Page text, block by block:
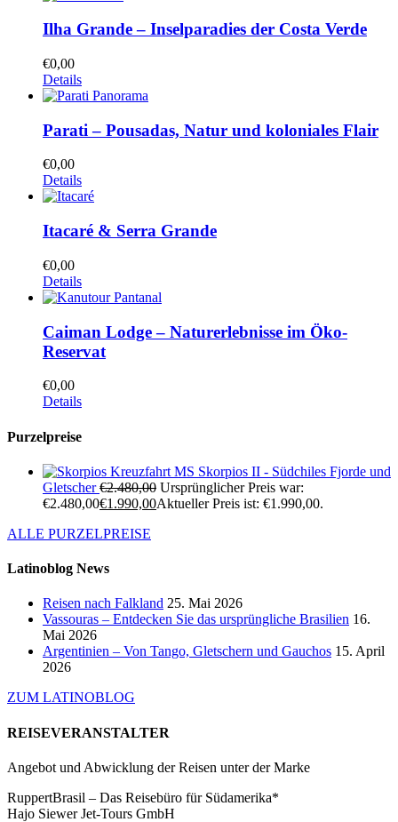
Ilha Grande – Inselparadies der Costa Verde
€0,00
Details
Parati – Pousadas, Natur und koloniales Flair
€0,00
Details
Itacaré & Serra Grande
€0,00
Details
Caiman Lodge – Naturerlebnisse im Öko-
Reservat
€0,00
Details
Purzelpreise
Kreuzfahrt MS Skorpios II - Südchiles Fjorde und
Gletscher €2.480,00 Ursprünglicher Preis war:
€2.480,00€1.990,00Aktueller Preis ist: €1.990,00.
ALLE PURZELPREISE
Latinoblog News
Reisen nach Falkland 25. Mai 2026
Vassouras – Entdecken Sie das ursprüngliche Brasilien 16.
Mai 2026
Argentinien – Von Tango, Gletschern und Gauchos 15. April
2026
ZUM LATINOBLOG
REISEVERANSTALTER
Angebot und Abwicklung der Reisen unter der Marke
RuppertBrasil – Das Reisebüro für Südamerika*
Hajo Siewer Jet-Tours GmbH